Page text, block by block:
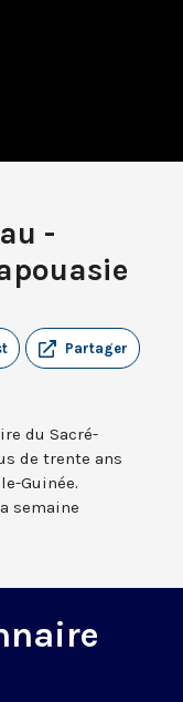
-
Partager
du Sacré-
de trente ans
Guinée.
semaine